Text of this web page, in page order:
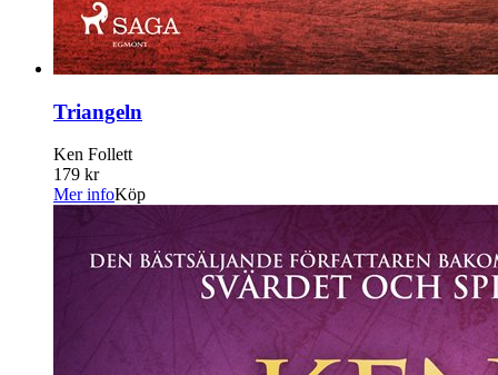
Triangeln
Ken Follett
179 kr
Mer infoKöp